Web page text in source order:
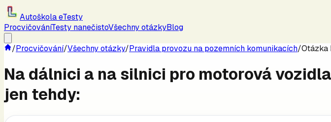
Autoškola eTesty
ProcvičováníTesty nanečistoVšechny otázkyBlog
/Procvičování/Všechny otázky/Pravidla provozu na pozemních komunikacích/Otázka
Na dálnici a na silnici pro motorová
jen tehdy: